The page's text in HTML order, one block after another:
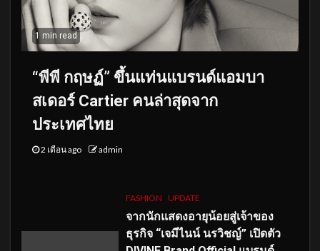
1 min read
“พีพี กฤษฏ์” ขึ้นแท่นแบรนด์แอมบา
สเดอร์ Cartier คนล่าสุดจาก
ประเทศไทย
2 เดือน ago admin
FASHION UPDATE
จากนักแสดงอายุน้อยสู่เจ้าของ
ธุรกิจ “เจมีไนน์ นรวิชญ์” เปิดตัว